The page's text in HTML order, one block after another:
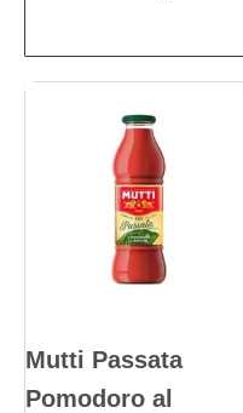
Mutti Passata
Pomodoro al